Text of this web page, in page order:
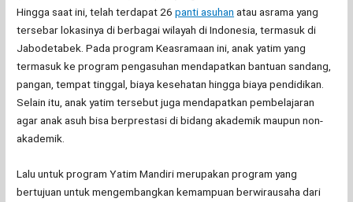
Hingga saat ini, telah terdapat 26panti asuhan atau asrama yang
tersebar lokasinya di berbagai wilayah di Indonesia, termasuk di
Jabodetabek. Pada program Keasramaan ini, anak yatim yang
termasuk ke program pengasuhan mendapatkan bantuan sandang,
pangan, tempat tinggal, biaya kesehatan hingga biaya pendidikan.
Selain itu, anak yatim tersebut juga mendapatkan pembelajaran
agar anak asuh bisa berprestasi di bidang akademik maupun non-
akademik.
Lalu untuk program Yatim Mandiri merupakan program yang
bertujuan untuk mengembangkan kemampuan berwirausaha dari